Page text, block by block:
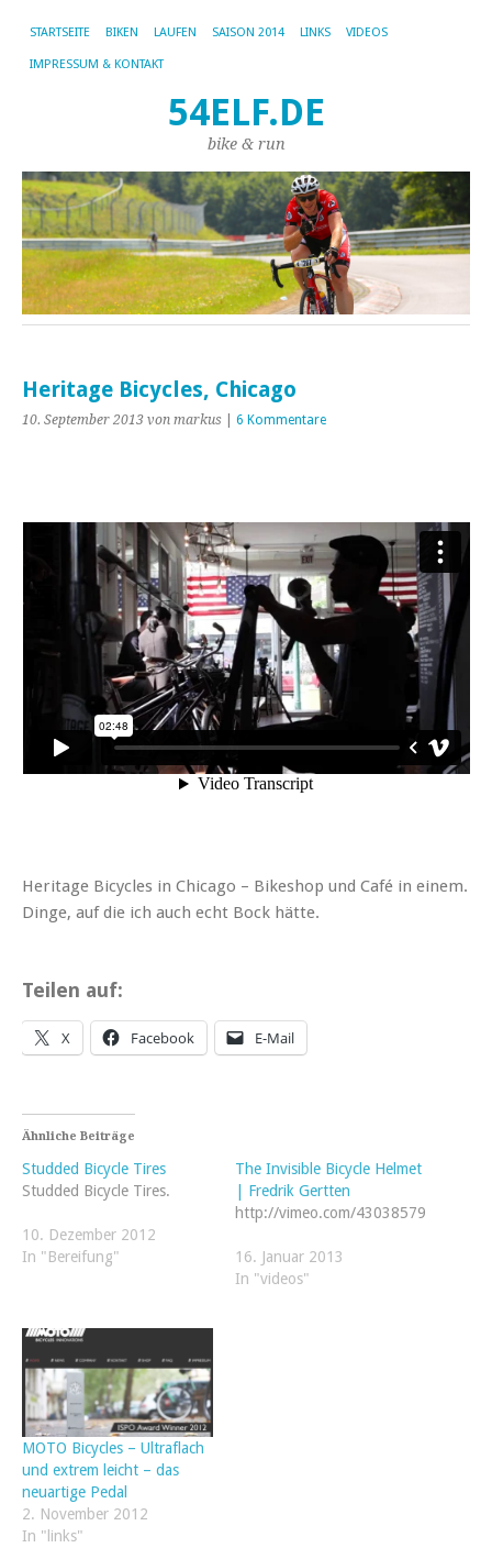
STARTSEITE BIKEN LAUFEN SAISON 2014 LINKS VIDEOS
IMPRESSUM & KONTAKT
54ELF.DE
bike & run
Heritage Bicycles, Chicago
10. September 2013 von markus 6 Kommentare
Heritage Bicycles in Chicago – Bikeshop und Café in einem.
Dinge, auf die ich auch echt Bock hätte.
Teilen auf:
X Facebook E-Mail
Ähnliche Beiträge
Studded Bicycle Tires
Studded Bicycle Tires.
10. Dezember 2012
In "Bereifung"
The Invisible Bicycle Helmet
| Fredrik Gertten
http://vimeo.com/43038579
16. Januar 2013
In "videos"
MOTO Bicycles – Ultraflach
und extrem leicht – das
neuartige Pedal
2. November 2012
In "links"